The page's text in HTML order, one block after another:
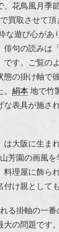
、花鳥風月季
で買取させて頂
な遊び心があ
俳句の読み
す。ご覧の
態の掛け軸で
絹本 地で竹
表具が施さ
は大阪に生ま
芳園の画風を
理屋に飾ら
け親として
る掛軸の一
大の問題です